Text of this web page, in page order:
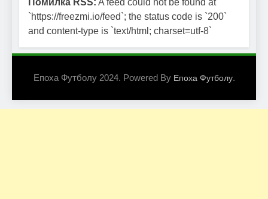
Помилка RSS: A feed could not be found at
`https://freezmi.io/feed`; the status code is `200`
and content-type is `text/html; charset=utf-8`
Епоха Футболу 2024. Powered By Епоха Футболу.